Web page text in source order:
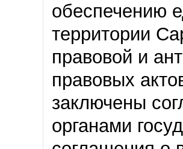
обеспечению
территории
правовой и
правовых
заключены
органами